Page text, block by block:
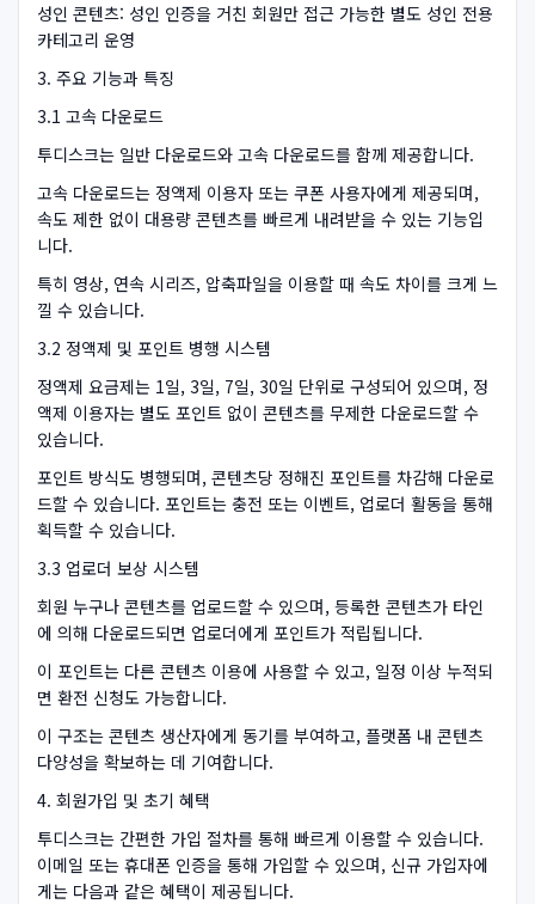
성인 콘텐츠: 성인 인증을 거친 회원만 접근 가능한 별도 성인 전용
카테고리 운영
3. 주요 기능과 특징
3.1 고속 다운로드
투디스크는 일반 다운로드와 고속 다운로드를 함께 제공합니다.
고속 다운로드는 정액제 이용자 또는 쿠폰 사용자에게 제공되며,
속도 제한 없이 대용량 콘텐츠를 빠르게 내려받을 수 있는 기능입
니다.
특히 영상, 연속 시리즈, 압축파일을 이용할 때 속도 차이를 크게 느
낄 수 있습니다.
3.2 정액제 및 포인트 병행 시스템
정액제 요금제는 1일, 3일, 7일, 30일 단위로 구성되어 있으며, 정
액제 이용자는 별도 포인트 없이 콘텐츠를 무제한 다운로드할 수
있습니다.
포인트 방식도 병행되며, 콘텐츠당 정해진 포인트를 차감해 다운로
드할 수 있습니다. 포인트는 충전 또는 이벤트, 업로더 활동을 통해
획득할 수 있습니다.
3.3 업로더 보상 시스템
회원 누구나 콘텐츠를 업로드할 수 있으며, 등록한 콘텐츠가 타인
에 의해 다운로드되면 업로더에게 포인트가 적립됩니다.
이 포인트는 다른 콘텐츠 이용에 사용할 수 있고, 일정 이상 누적되
면 환전 신청도 가능합니다.
이 구조는 콘텐츠 생산자에게 동기를 부여하고, 플랫폼 내 콘텐츠
다양성을 확보하는 데 기여합니다.
4. 회원가입 및 초기 혜택
투디스크는 간편한 가입 절차를 통해 빠르게 이용할 수 있습니다.
이메일 또는 휴대폰 인증을 통해 가입할 수 있으며, 신규 가입자에
게는 다음과 같은 혜택이 제공됩니다.